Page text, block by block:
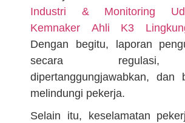
Industri & Monitoring
Kemnaker Ahli K3
Dengan begitu, laporan
secara
dipertanggungjawabkan, dan
melindungi pekerja.
Selain itu, keselamatan